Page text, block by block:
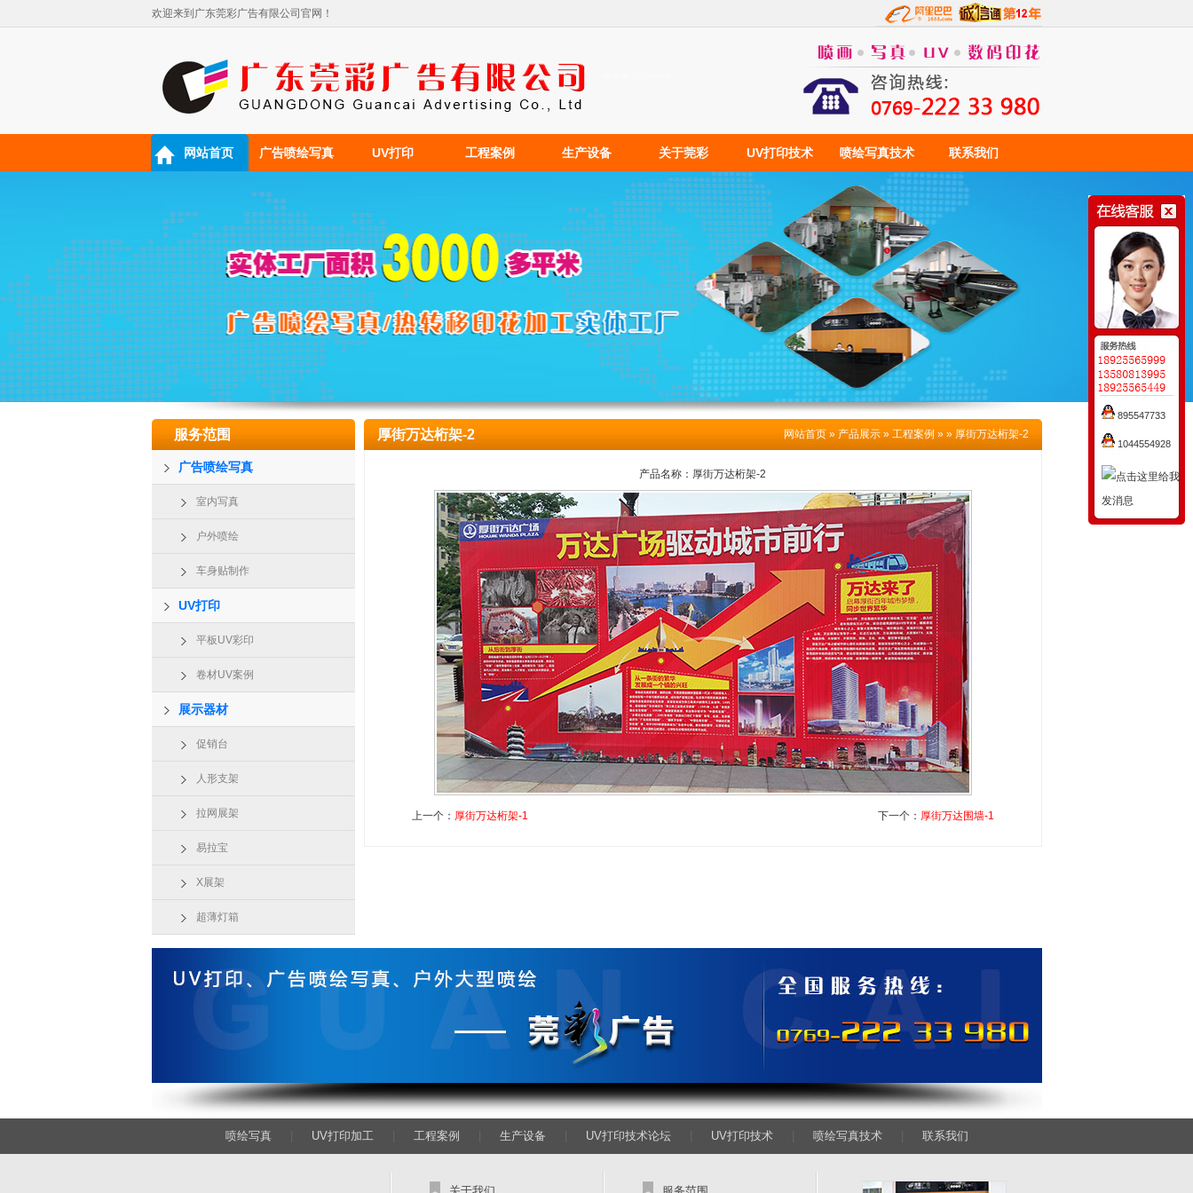
895547733
1044554928
欢迎来到广东莞彩广告有限公司官网！
网站首页 广告喷绘写真 UV打印 工程案例 生产设备 关于莞彩 UV打印技术 喷绘写真技术 联系我们
服务范围
广告喷绘写真
室内写真
户外喷绘
车身贴制作
UV打印
平板UV彩印
卷材UV案例
展示器材
促销台
人形支架
拉网展架
易拉宝
X展架
超薄灯箱
网站首页 » 产品展示 » 工程案例 » » 厚街万达桁架-2
厚街万达桁架-2
产品名称：厚街万达桁架-2
上一个： 厚街万达桁架-1 下一个： 厚街万达围墙-1
喷绘写真 UV打印加工 工程案例 生产设备 UV打印技术论坛 UV打印技术 喷绘写真技术 联系我们